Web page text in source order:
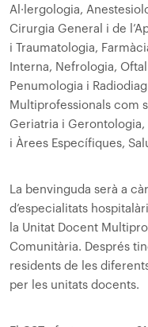
Al·lergologia,
Cirurgia General i de
i Traumatologia,
Interna, Nefrologia,
Penumologia i
Multiprofessionals com
Geriatria i
i Àrees Específiques,
La benvinguda serà a
d’especialitats
la Unitat Docent
Comunitària. Després
residents de les
per les unitats docents.